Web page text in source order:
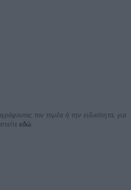
τον τομέα ή την ειδικότητα, για
εδώ